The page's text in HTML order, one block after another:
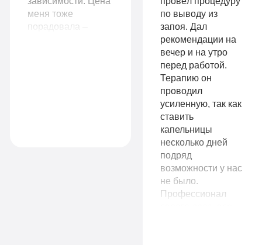
1-я местная
палата
Все
опции
меня тоже
порадовала –
по выводу из
запоя. Дал
рекомендации на
вечер и на утро
перед работой.
Терапию он
проводил
усиленную, так как
ставить
капельницы
несколько дней
подряд
возможности у нас
не было.
Профессионал